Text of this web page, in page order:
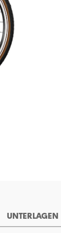
UNTERLAGEN